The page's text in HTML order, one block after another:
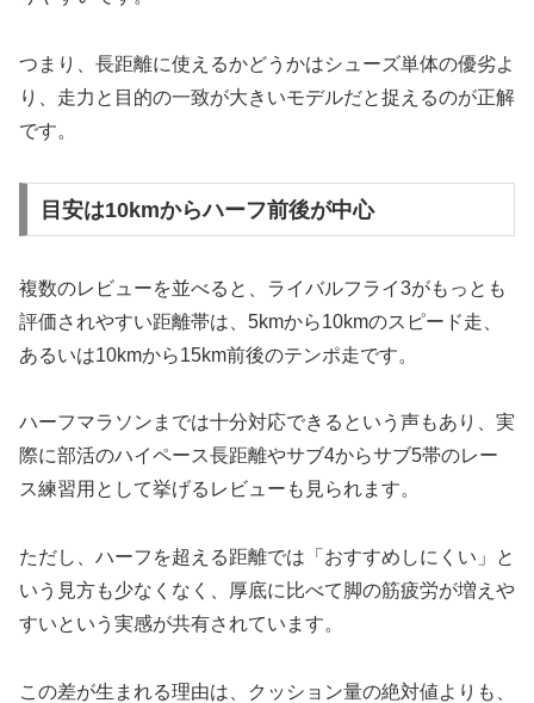
つまり、長距離に使えるかどうかはシューズ単体の優劣よ
り、走力と目的の一致が大きいモデルだと捉えるのが正解
です。
目安は10kmからハーフ前後が中心
複数のレビューを並べると、ライバルフライ3がもっとも
評価されやすい距離帯は、5kmから10kmのスピード走、
あるいは10kmから15km前後のテンポ走です。
ハーフマラソンまでは十分対応できるという声もあり、実
際に部活のハイペース長距離やサブ4からサブ5帯のレー
ス練習用として挙げるレビューも見られます。
ただし、ハーフを超える距離では「おすすめしにくい」と
いう見方も少なくなく、厚底に比べて脚の筋疲労が増えや
すいという実感が共有されています。
この差が生まれる理由は、クッション量の絶対値よりも、